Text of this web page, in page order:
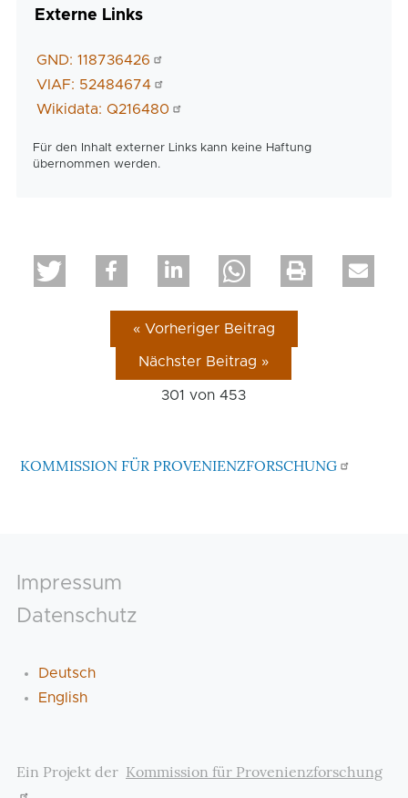
Externe Links
GND: 118736426
VIAF: 52484674
Wikidata: Q216480
Für den Inhalt externer Links kann keine Haftung
übernommen werden.
« Vorheriger Beitrag
Nächster Beitrag »
301 von453
KOMMISSION FÜR PROVENIENZFORSCHUNG
Footer
Impressum
Datenschutz
Deutsch
English
Ein Projekt der Kommission für Provenienzforschung